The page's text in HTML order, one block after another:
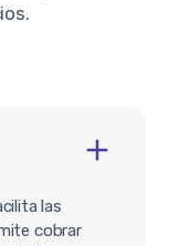
las
cobrar